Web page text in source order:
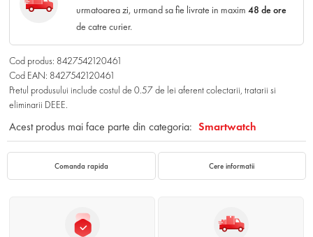
urmatoarea zi, urmand sa fie livrate in maxim 48 de ore
de catre curier.
Cod produs: 8427542120461
Cod EAN: 8427542120461
Pretul produsului include costul de 0.57 de lei aferent colectarii, tratarii si
eliminarii DEEE.
Acest produs mai face parte din categoria: Smartwatch
Comanda rapida Cere informatii